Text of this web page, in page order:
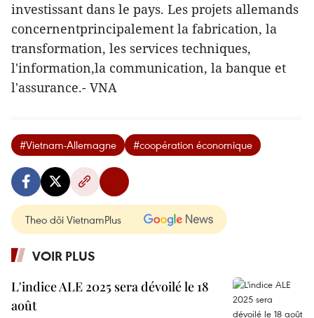
investissant dans le pays. Les projets allemands
concernentprincipalement la fabrication, la
transformation, les services techniques,
l'information,la communication, la banque et
l'assurance.- VNA
#Vietnam-Allemagne #coopération économique
Theo dõi VietnamPlus
VOIR PLUS
L'indice ALE 2025 sera dévoilé le 18
août